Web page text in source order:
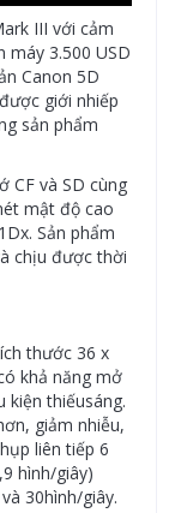
III với cảm
máy 3.500 USD
Canon 5D
giới nhiếp
sản phẩm
CF và SD cùng
mật độ cao
Sản phẩm
chịu được thời
thước 36 x
khả năng mở
kiện thiếusáng.
giảm nhiễu,
liên tiếp 6
hình/giây)
30hình/giây.